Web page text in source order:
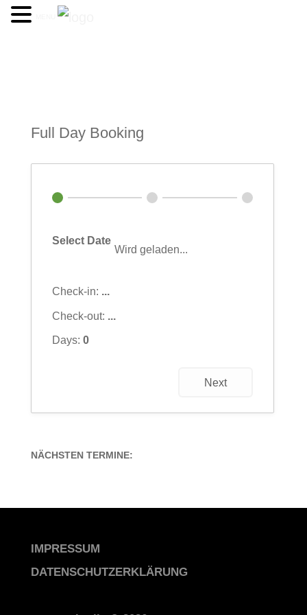
Full Day Booking
Select Date
Wird geladen...
Check-in: ...
Check-out: ...
Days: 0
Next
NÄCHSTEN TERMINE:
IMPRESSUM
DATENSCHUTZERKLÄRUNG